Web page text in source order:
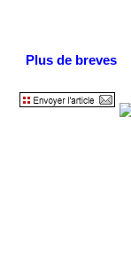
Plus de breves